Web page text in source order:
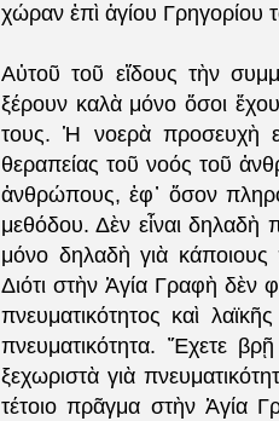
χώραν ἐπὶ ἁγίου
Αὐτοῦ τοῦ εἴδους τὴν
ξέρουν καλὰ μόνο ὅσοι
τους. Ἡ νοερὰ προσευχὴ
θεραπείας τοῦ νοός τοῦ
ἀνθρώπους, ἐφ᾿ ὅσον
μεθόδου. Δὲν εἶναι δηλαδὴ
μόνο δηλαδὴ γιὰ
Διότι στὴν Ἁγία Γραφὴ δὲν
πνευματικότητος καὶ
πνευματικότητα. Ἔχετε
ξεχωριστὰ γιὰ
τέτοιο πρᾶγμα στὴν Ἁγία